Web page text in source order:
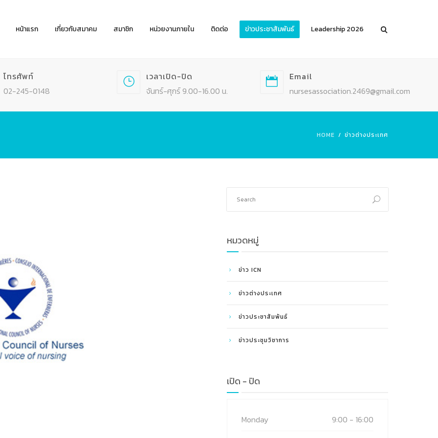
หน้าแรก เกี่ยวกับสมาคม สมาชิก หน่วยงานภายใน ติดต่อ ข่าวประชาสัมพันธ์ Leadership 2026
โทรศัพท์
02-245-0148
เวลาเปิด-ปิด
จันทร์-ศุกร์ 9.00-16.00 น.
Email
nursesassociation.2469@gmail.com
HOME ข่าวต่างประเทศ
หมวดหมู่
ข่าว ICN
ข่าวต่างประเทศ
ข่าวประชาสัมพันธ์
ข่าวประชุมวิชาการ
เปิด - ปิด
Monday
9:00 - 16:00